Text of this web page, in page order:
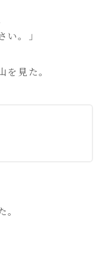
。」
見た。